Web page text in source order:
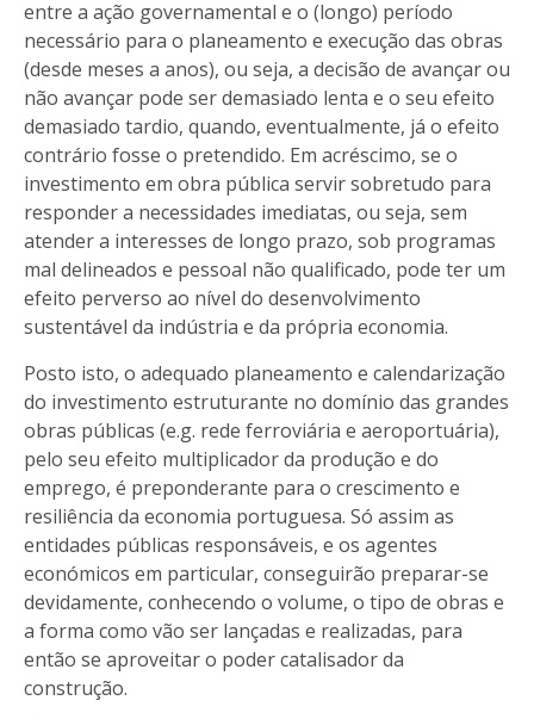
entre a ação governamental e o (longo) período
necessário para o planeamento e execução das obras
(desde meses a anos), ou seja, a decisão de avançar ou
não avançar pode ser demasiado lenta e o seu efeito
demasiado tardio, quando, eventualmente, já o efeito
contrário fosse o pretendido. Em acréscimo, se o
investimento em obra pública servir sobretudo para
responder a necessidades imediatas, ou seja, sem
atender a interesses de longo prazo, sob programas
mal delineados e pessoal não qualificado, pode ter um
efeito perverso ao nível do desenvolvimento
sustentável da indústria e da própria economia.
Posto isto, o adequado planeamento e calendarização
do investimento estruturante no domínio das grandes
obras públicas (e.g. rede ferroviária e aeroportuária),
pelo seu efeito multiplicador da produção e do
emprego, é preponderante para o crescimento e
resiliência da economia portuguesa. Só assim as
entidades públicas responsáveis, e os agentes
económicos em particular, conseguirão preparar-se
devidamente, conhecendo o volume, o tipo de obras e
a forma como vão ser lançadas e realizadas, para
então se aproveitar o poder catalisador da
construção.